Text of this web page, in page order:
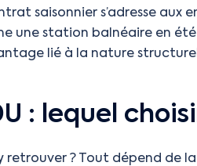
saisonnier s’adresse aux
une station balnéaire en
lié à la nature
: lequel
retrouver ? Tout dépend de